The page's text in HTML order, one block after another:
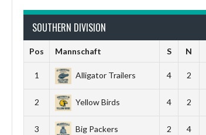
SOUTHERN DIVISION
Pos Mannschaft S N
1 Alligator Trailers 4 2
2 Yellow Birds 4 2
3 Big Packers 2 4